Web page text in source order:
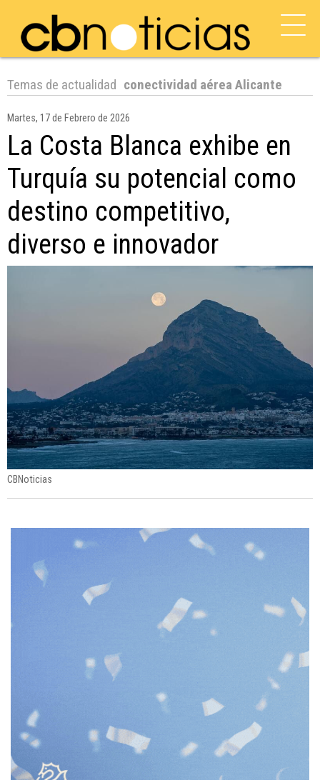
Temas de actualidad conectividad aérea Alicante
Martes, 17 de Febrero de 2026
La Costa Blanca exhibe en
Turquía su potencial como
destino competitivo,
diverso e innovador
CBNoticias